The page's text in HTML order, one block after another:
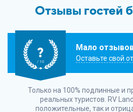
Отзывы гостей
?
/ 10
Мало
Оставьте свой
Только на 100% подлинные и
реальных туристов. RV Land
положительные, так и